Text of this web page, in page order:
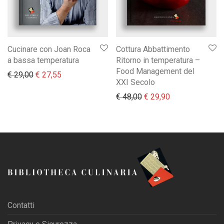
Cucinare con Joan Roca
a bassa temperatura
€29,00 Il prezzo originale era: € 29,00.
€ 27,55 Il prezzo attuale è: € 27,55.
Cottura Abbattimento
Ritorno in temperatura –
Food Management del
XXI Secolo
€48,00 Il prezzo originale era:
€ 29,90Il prezzo
Contatti